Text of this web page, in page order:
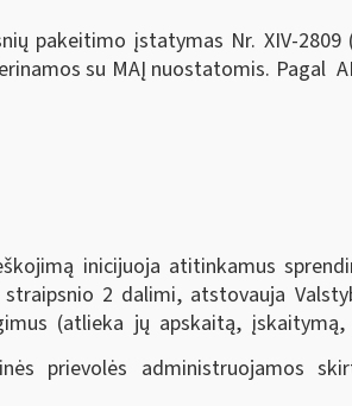
pakeitimo įstatymas Nr. XIV-
su MAĮ nuostatomis. Pagal
inicijuoja atitinkamus
2 dalimi, atstovauja
(atlieka jų apskaitą,
prievolės administruojamos